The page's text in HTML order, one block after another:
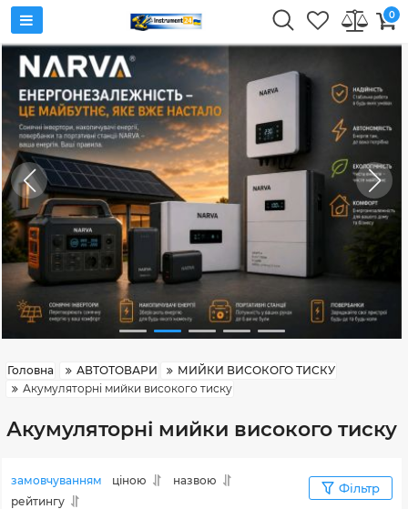
0
Головна АВТОТОВАРИ
МИЙКИ ВИСОКОГО ТИСКУ
Акумуляторні мийки високого тиску
Акумуляторні мийки високого тиску
замовчуванням ціною
назвою
рейтингу
Фільтр